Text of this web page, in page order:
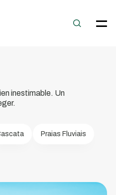
inestimable. Un
Praias Fluviais